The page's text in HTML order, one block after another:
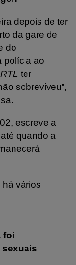
depois de ter
da gare de
do
polícia ao
RTL ter
sobreviveu”,
escreve a
quando a
há vários
foi
sexuais